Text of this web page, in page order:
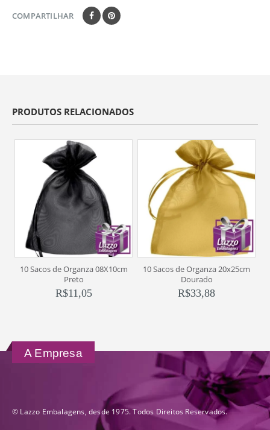
COMPARTILHAR
PRODUTOS RELACIONADOS
10 Sacos de Organza 08X10cm
Preto
R$11,05
10 Sacos de Organza 20x25cm
Dourado
R$33,88
A Empresa
© Lazzo Embalagens, desde 1975. Todos Direitos Reservados.